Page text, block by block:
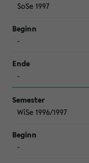
SoSe 1997
-
-
WiSe 1996/1997
-